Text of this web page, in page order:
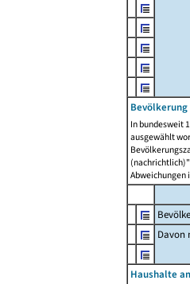
In bundesweit
ausgewählt
Abweichungen
Davon
Haushalte